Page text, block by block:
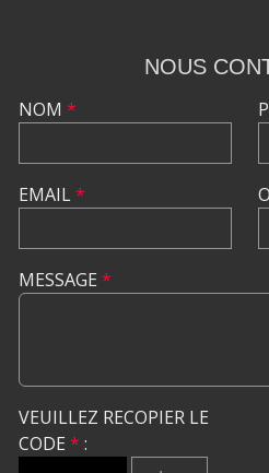
NOUS
NOM *
EMAIL*
MESSAGE *
VEUILLEZ RECOPIER LE
CODE * :